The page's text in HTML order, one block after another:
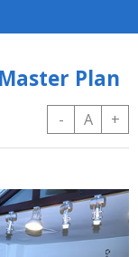
Plan
- A +